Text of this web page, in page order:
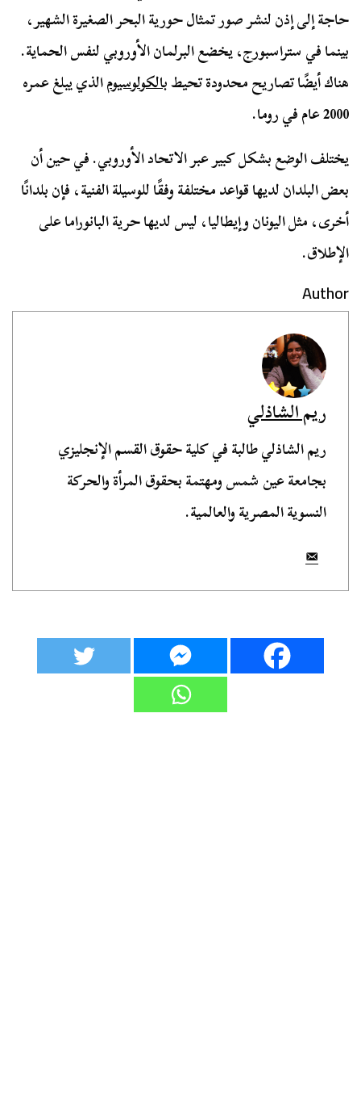
حاجة إلى إذن لنشر صور تمثال حورية البحر الصغيرة الشهير،
بينما في ستراسبورج، يخضع البرلمان الأوروبي لنفس الحماية.
هناك أيضًا تصاريح محدودة تحيطبالكولوسيومالذي يبلغ عمره
2000 عام في روما.
يختلف الوضع بشكل كبير عبر الاتحاد الأوروبي. في حين أن
بعض البلدان لديها قواعد مختلفة وفقًا للوسيلة الفنية، فإن بلدانًا
أخرى، مثل اليونان وإيطاليا، ليس لديها حرية البانوراما على
الإطلاق.
Author
ريم الشاذلي
ريم الشاذلي طالبة في كلية حقوق القسم الإنجليزي
بجامعة عين شمس ومهتمة بحقوق المرأة والحركة
النسوية المصرية والعالمية.